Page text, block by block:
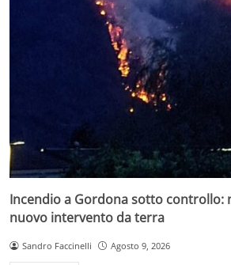
Incendio a Gordona sotto controllo:
nuovo intervento da terra
Sandro Faccinelli Agosto 9, 2026